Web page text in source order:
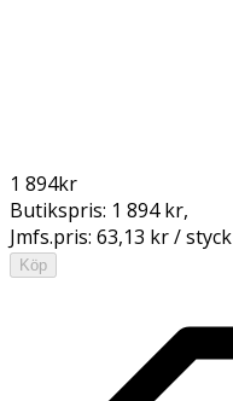
1 894kr
Butikspris: 1 894 kr,
Jmfs.pris: 63,13 kr / styck
Köp